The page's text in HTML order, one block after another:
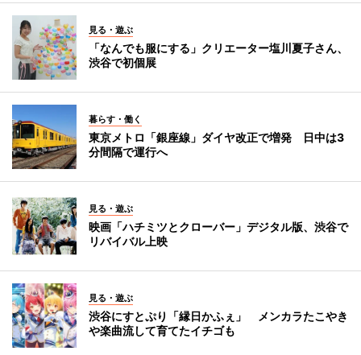
見る・遊ぶ
「なんでも服にする」クリエーター塩川夏子さん、
渋谷で初個展
暮らす・働く
東京メトロ「銀座線」ダイヤ改正で増発 日中は3
分間隔で運行へ
見る・遊ぶ
映画「ハチミツとクローバー」デジタル版、渋谷で
リバイバル上映
見る・遊ぶ
渋谷にすとぷり「縁日かふぇ」 メンカラたこやき
や楽曲流して育てたイチゴも